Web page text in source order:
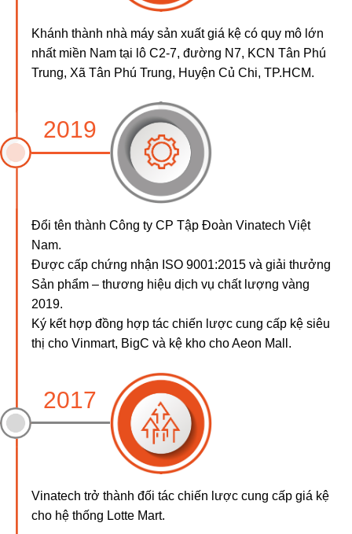
Khánh thành nhà máy sản xuất giá kệ có quy mô lớn
nhất miền Nam tại lô C2-7, đường N7, KCN Tân Phú
Trung, Xã Tân Phú Trung, Huyện Củ Chi, TP.HCM.
2019
Đổi tên thành Công ty CP Tập Đoàn Vinatech Việt
Nam.
Được cấp chứng nhận ISO 9001:2015 và giải thưởng
Sản phẩm – thương hiệu dịch vụ chất lượng vàng
2019.
Ký kết hợp đồng hợp tác chiến lược cung cấp kệ siêu
thị cho Vinmart, BigC và kệ kho cho Aeon Mall.
2017
Vinatech trở thành đối tác chiến lược cung cấp giá kệ
cho hệ thống Lotte Mart.